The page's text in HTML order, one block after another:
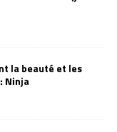
la beauté et les
Ninja